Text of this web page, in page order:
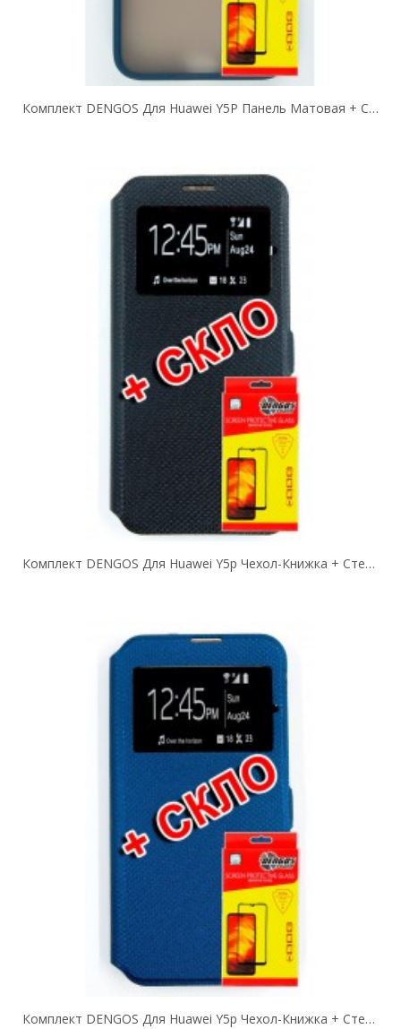
Комплект DENGOS Для Huawei Y5P Панель Матовая + Стекло Защитное (Blue)...
Комплект DENGOS Для Huawei Y5p Чехол-Книжка + Стекло Защитное (Black)...
Комплект DENGOS Для Huawei Y5p Чехол-Книжка + Стекло Защитное (Blue) (DG-KM-200)